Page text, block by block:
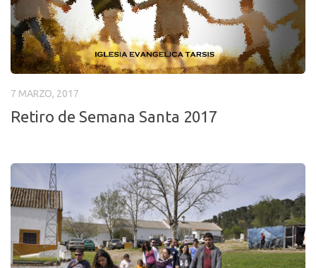
7 MARZO, 2017
Retiro de Semana Santa 2017